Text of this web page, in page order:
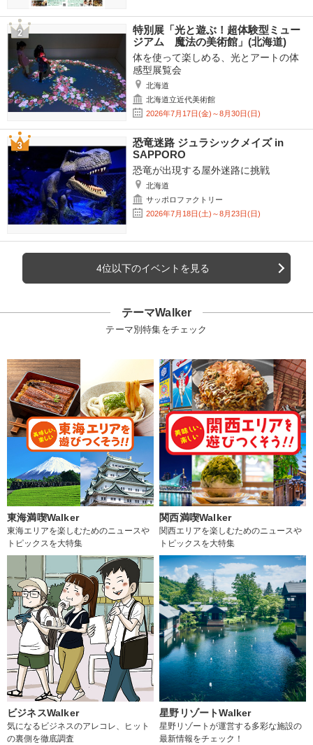
特別展「光と遊ぶ！超体験型ミュー
ジアム 魔法の美術館」(北海道)
体を使って楽しめる、光とアートの体
感型展覧会
北海道
北海道立近代美術館
2026年7月17日(金)～8月30日(日)
恐竜迷路 ジュラシックメイズ in
SAPPORO
恐竜が出現する屋外迷路に挑戦
北海道
サッポロファクトリー
2026年7月18日(土)～8月23日(日)
4位以下のイベントを見る
テーマWalker
テーマ別特集をチェック
東海満喫Walker
東海エリアを楽しむためのニュースや
トピックスを大特集
関西満喫Walker
関西エリアを楽しむためのニュースや
トピックスを大特集
ビジネスWalker
気になるビジネスのアレコレ、ヒット
の裏側を徹底調査
星野リゾートWalker
星野リゾートが運営する多彩な施設の
最新情報をチェック！